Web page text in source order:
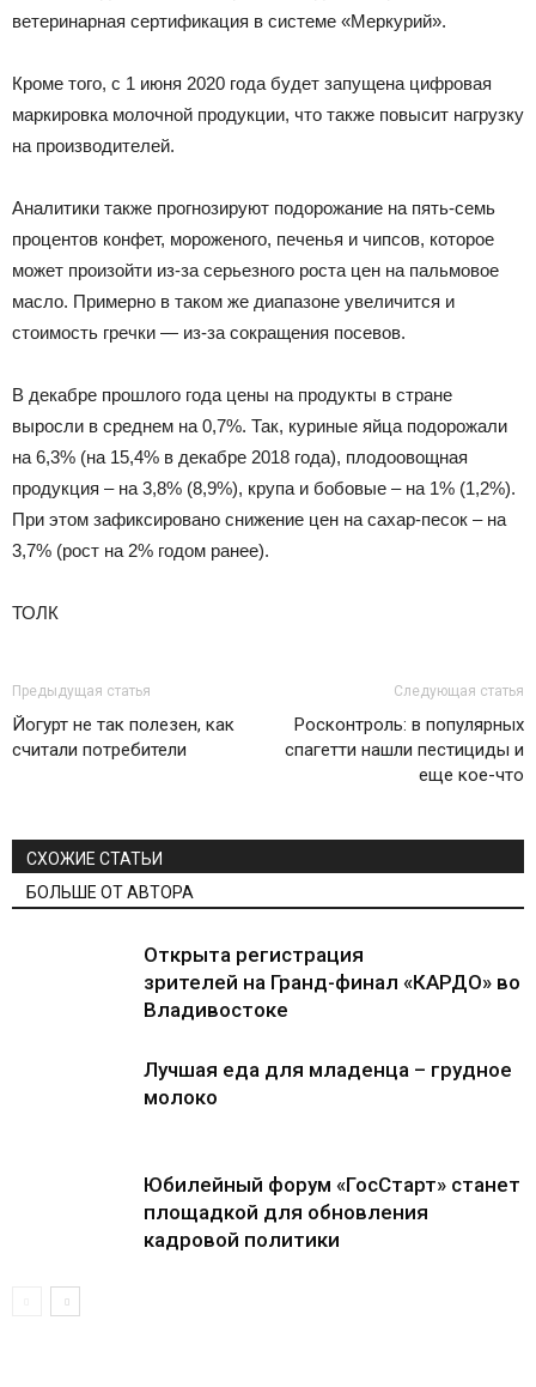
ветеринарная сертификация в системе «Меркурий».
Кроме того, с 1 июня 2020 года будет запущена цифровая
маркировка молочной продукции, что также повысит нагрузку
на производителей.
Аналитики также прогнозируют подорожание на пять-семь
процентов конфет, мороженого, печенья и чипсов, которое
может произойти из-за серьезного роста цен на пальмовое
масло. Примерно в таком же диапазоне увеличится и
стоимость гречки — из-за сокращения посевов.
В декабре прошлого года цены на продукты в стране
выросли в среднем на 0,7%. Так, куриные яйца подорожали
на 6,3% (на 15,4% в декабре 2018 года), плодоовощная
продукция – на 3,8% (8,9%), крупа и бобовые – на 1% (1,2%).
При этом зафиксировано снижение цен на сахар-песок – на
3,7% (рост на 2% годом ранее).
ТОЛК
Предыдущая статья
Йогурт не так полезен, как
считали потребители
Следующая статья
Росконтроль: в популярных
спагетти нашли пестициды и
еще кое-что
СХОЖИЕ СТАТЬИ
БОЛЬШЕ ОТ АВТОРА
Открыта регистрация
зрителей на Гранд-финал «КАРДО» во
Владивостоке
Лучшая еда для младенца – грудное
молоко
Юбилейный форум «ГосСтарт» станет
площадкой для обновления
кадровой политики